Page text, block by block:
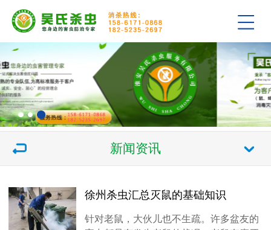
新闻资讯
徐州杀虫汇总灭鼠的基础知识
针对老鼠，大伙儿也不生疏。许多盆友的